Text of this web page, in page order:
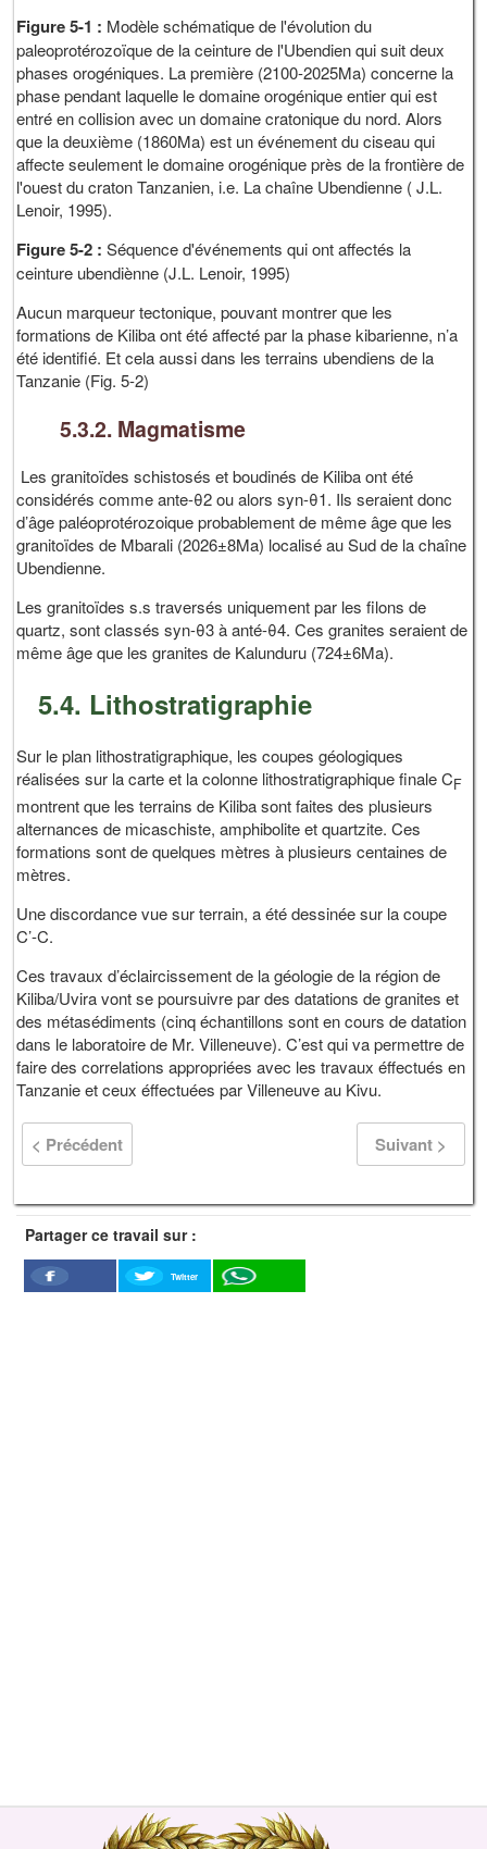
Figure 5-1 : Modèle schématique de l'évolution du
paleoprotérozoïque de la ceinture de l'Ubendien qui suit deux
phases orogéniques. La première (2100-2025Ma) concerne la
phase pendant laquelle le domaine orogénique entier qui est
entré en collision avec un domaine cratonique du nord. Alors
que la deuxième (1860Ma) est un événement du ciseau qui
affecte seulement le domaine orogénique près de la frontière de
l'ouest du craton Tanzanien, i.e. La chaîne Ubendienne ( J.L.
Lenoir, 1995).
Figure 5-2 : Séquence d'événements qui ont affectés la
ceinture ubendiènne (J.L. Lenoir, 1995)
Aucun marqueur tectonique, pouvant montrer que les
formations de Kiliba ont été affecté par la phase kibarienne, n’a
été identifié. Et cela aussi dans les terrains ubendiens de la
Tanzanie (Fig. 5-2)
5.3.2. Magmatisme
Les granitoïdes schistosés et boudinés de Kiliba ont été
considérés comme ante-θ2 ou alors syn-θ1. Ils seraient donc
d’âge paléoprotérozoique probablement de même âge que les
granitoïdes de Mbarali (2026±8Ma) localisé au Sud de la chaîne
Ubendienne.
Les granitoïdes s.s traversés uniquement par les filons de
quartz, sont classés syn-θ3 à anté-θ4. Ces granites seraient de
même âge que les granites de Kalunduru (724±6Ma).
5.4. Lithostratigraphie
Sur le plan lithostratigraphique, les coupes géologiques
réalisées sur la carte et la colonne lithostratigraphique finale CF
montrent que les terrains de Kiliba sont faites des plusieurs
alternances de micaschiste, amphibolite et quartzite. Ces
formations sont de quelques mètres à plusieurs centaines de
mètres.
Une discordance vue sur terrain, a été dessinée sur la coupe
C’-C.
Ces travaux d’éclaircissement de la géologie de la région de
Kiliba/Uvira vont se poursuivre par des datations de granites et
des métasédiments (cinq échantillons sont en cours de datation
dans le laboratoire de Mr. Villeneuve). C’est qui va permettre de
faire des correlations appropriées avec les travaux éffectués en
Tanzanie et ceux éffectuées par Villeneuve au Kivu.
< Précédent Suivant >
Partager ce travail sur :
Facebook
Twitter